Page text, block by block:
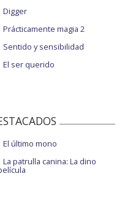
Digger
Prácticamente magia 2
Sentido y sensibilidad
El ser querido
El último mono
La patrulla canina: La dino